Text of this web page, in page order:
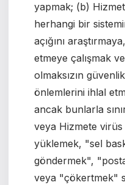
yapmak; (b)
herhangi bir
açığını
etmeye çalışmak
olmaksızın
önlemlerini ihlal
ancak bunlarla
veya Hizmete virüs
yüklemek, "sel
göndermek",
veya "çökertmek"